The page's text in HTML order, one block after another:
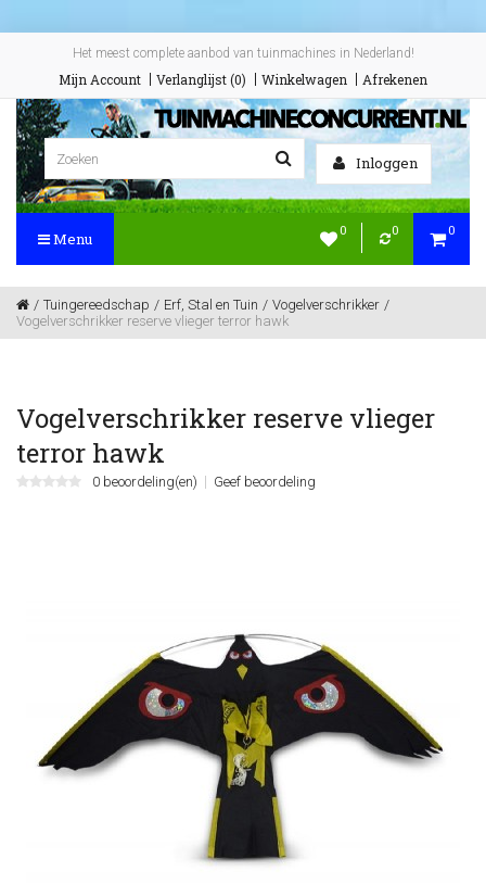
Het meest complete aanbod van tuinmachines in Nederland!
Mijn Account Verlanglijst (0) Winkelwagen Afrekenen
Inloggen
0 0 0
Menu
Tuingereedschap Erf, Stal en Tuin
Vogelverschrikker
Vogelverschrikker reserve vlieger terror hawk
Vogelverschrikker reserve vlieger
terror hawk
0 beoordeling(en) Geef beoordeling